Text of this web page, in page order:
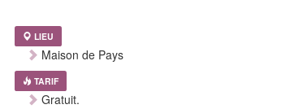
LIEU
Maison de Pays
TARIF
Gratuit.